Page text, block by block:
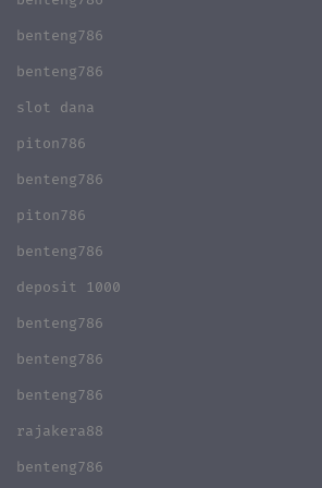
benteng786
benteng786
slot dana
piton786
benteng786
piton786
benteng786
deposit 1000
benteng786
benteng786
benteng786
rajakera88
benteng786